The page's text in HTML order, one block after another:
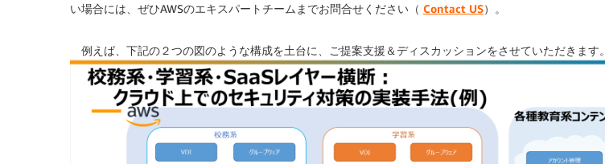
い場合には、ぜひAWSのエキスパートチームまでお問合せください（ Contact US）。
例えば、下記の２つの図のような構成を土台に、ご提案支援＆ディスカッションをさせていただきます。